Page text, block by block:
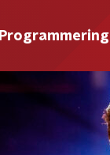
Programmering